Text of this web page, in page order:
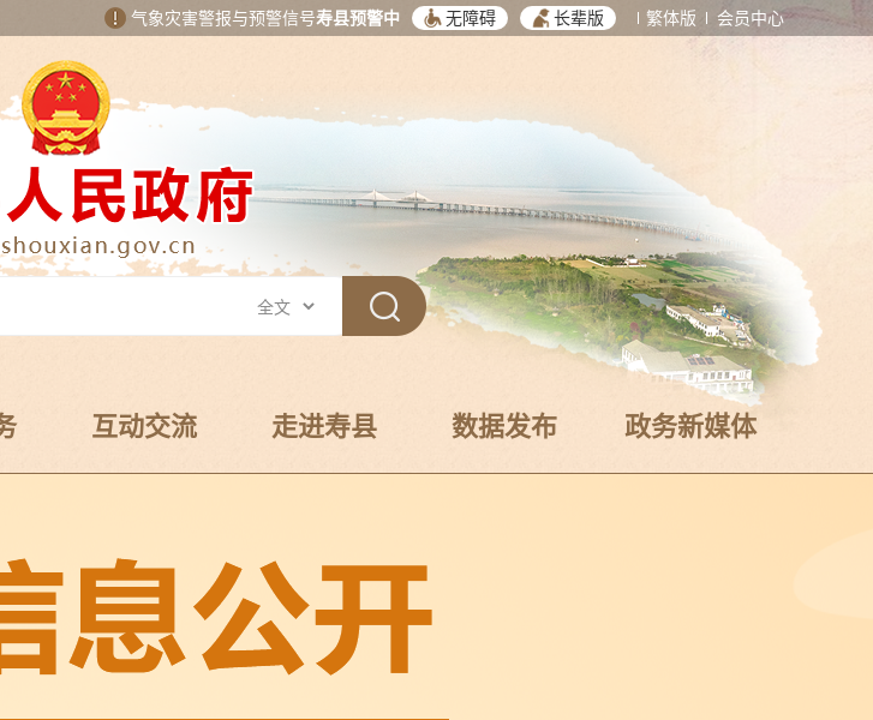
气象灾害警报与预警信号寿县预警中 无障碍 长辈版 繁体版 会员中心
互动交流 走进寿县 数据发布 政务新媒体